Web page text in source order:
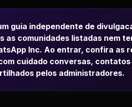
guia independente de
as comunidades listadas nem
Inc. Ao entrar, confira as
cuidado conversas, contatos
pelos administradores.